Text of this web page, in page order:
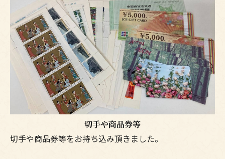
切手や商品券等
切手や商品券等をお持ち込み頂きました。